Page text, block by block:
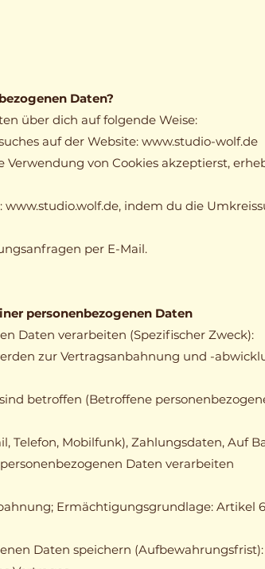
Daten?
über dich auf folgende Weise:
auf der Website: www.studio-wolf.de
von Cookies akzeptierst,
indem du die
per E-Mail.
personenbezogenen Daten
Daten verarbeiten (Spezifischer Zweck):
zur Vertragsanbahnung und -
betroffen (Betroffene
Telefon, Mobilfunk), Zahlungsdaten, Auf
Daten verarbeiten
Ermächtigungsgrundlage: Artikel 6
Daten speichern (Aufbewahrungsfrist):